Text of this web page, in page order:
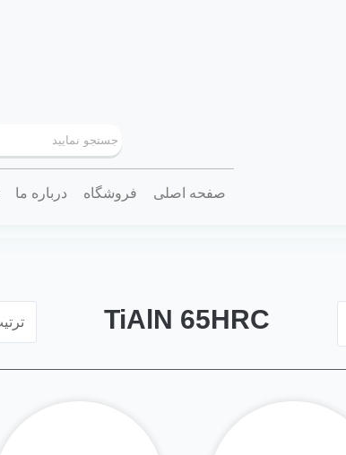
صفحه اصلی فروشگاه درباره ما
TiAlN 65HRC